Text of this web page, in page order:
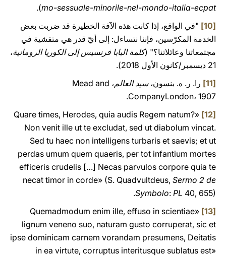
mo-sessuale-minorile-nel-mondo-italia-ecpat
).
[10]
"في الواقع، إذا كانت هذه الآفة الخطيرة قد ضربت بعض
الخدمة المكرّسين، فإننا نتساءل: إلى أيّ قدر هي متفشية في
مجتمعاتنا وعائلاتنا؟" (كلمة البابا فرنسيس إلى الكوريا الرومانية،
21 ديسمبر/كانون الأول 2018).
[11]
را. ر. ه. بنسون،سيد العالم ، Mead and
CompanyLondon، 1907.
[12]
«Quare times, Herodes, quia audis Regem natum?
Non venit ille ut te excludat, sed ut diabolum vincat.
Sed tu haec non intelligens turbaris et saevis; et ut
perdas umum quem quaeris, per tot infantium mortes
efficeris crudelis […] Necas parvulos corpore quia te
necat timor in corde» (S. Quadvultdeus, Sermo 2 de
Symbolo: PL 40, 655).
[13]
«Quemadmodum enim ille, effuso in scientiae
lignum veneno suo, naturam gusto corruperat, sic et
ipse dominicam carnem vorandam presumens, Deitatis
in ea virtute, corruptus interitusque sublatus est»